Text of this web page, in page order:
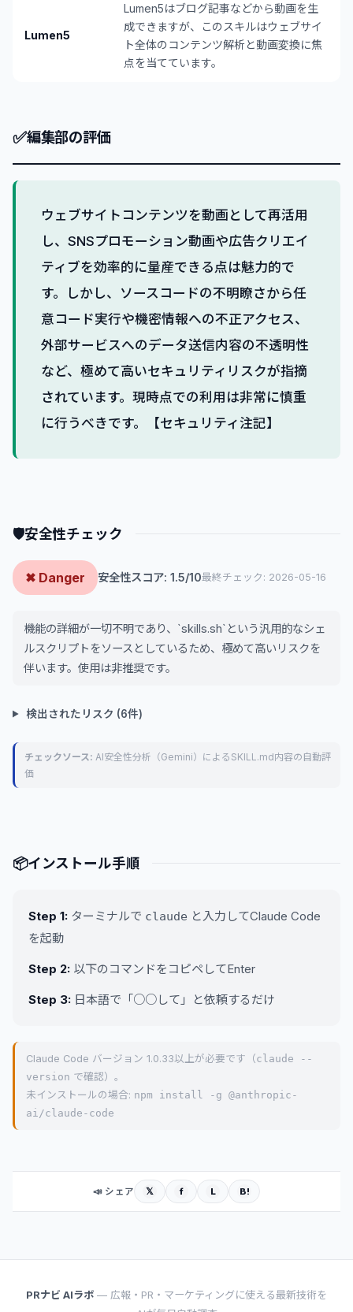
Lumen5
Lumen5はブログ記事などから動画を生
成できますが、このスキルはウェブサイ
ト全体のコンテンツ解析と動画変換に焦
点を当てています。
✅編集部の評価
ウェブサイトコンテンツを動画として再活用
し、SNSプロモーション動画や広告クリエイ
ティブを効率的に量産できる点は魅力的で
す。しかし、ソースコードの不明瞭さから任
意コード実行や機密情報への不正アクセス、
外部サービスへのデータ送信内容の不透明性
など、極めて高いセキュリティリスクが指摘
されています。現時点での利用は非常に慎重
に行うべきです。【セキュリティ注記】
🛡安全性チェック
✖ Danger 安全性スコア: 1.5/10最終チェック: 2026-05-16
機能の詳細が一切不明であり、`skills.sh`という汎用的なシェ
ルスクリプトをソースとしているため、極めて高いリスクを
伴います。使用は非推奨です。
検出されたリスク (6件)
チェックソース: AI安全性分析（Gemini）によるSKILL.md内容の自動評
価
📦インストール手順
Step 1: ターミナルで claude と入力してClaude Code
を起動
Step 2: 以下のコマンドをコピペしてEnter
Step 3: 日本語で「○○して」と依頼するだけ
Claude Code バージョン 1.0.33以上が必要です（claude --
version で確認）。
未インストールの場合: npm install -g @anthropic-
ai/claude-code
📣 シェア 𝕏 f L B!
PRナビ AIラボ — 広報・PR・マーケティングに使える最新技術を